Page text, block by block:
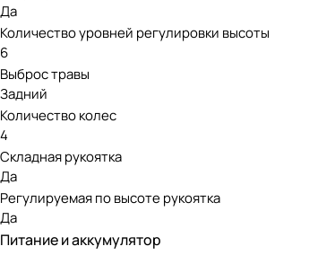
Да
Количество уровней регулировки высоты
6
Выброс травы
Задний
Количество колес
4
Складная рукоятка
Да
Регулируемая по высоте рукоятка
Да
Питание и аккумулятор